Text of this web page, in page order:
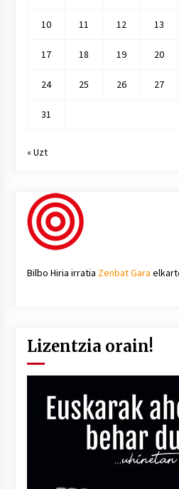
10 11 12 13
17 18 19 20
24 25 26 27
31
« Uzt
Bilbo Hiria irratia Zenbat Gara
Lizentzia orain!